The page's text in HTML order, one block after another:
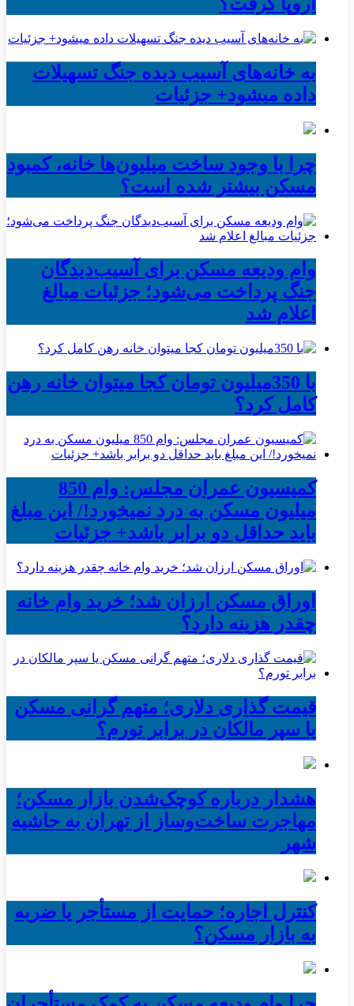
به خانه‌های آسیب دیده جنگ تسهیلات
داده میشود+ جزئیات
چرا با وجود ساخت میلیون‌ها خانه، کمبود
مسکن بیشتر شده است؟
وام ودیعه مسکن برای آسیب‌دیدگان
جنگ پرداخت می‌شود؛ جزئیات مبالغ
اعلام شد
با 350میلیون تومان کجا میتوان خانه رهن
کامل کرد؟
کمیسیون عمران مجلس: وام 850
میلیون مسکن به درد نمیخورد!/ این مبلغ
باید حداقل دو برابر باشد+ جزئیات
اوراق مسکن ارزان شد؛ خرید وام خانه
چقدر هزینه دارد؟
قیمت گذاری دلاری؛ متهم گرانی مسکن
یا سپر مالکان در برابر تورم؟
هشدار درباره کوچک‌شدن بازار مسکن؛
مهاجرت ساخت‌وساز از تهران به حاشیه‌
شهر
کنترل اجاره؛ حمایت از مستأجر یا ضربه
به بازار مسکن؟